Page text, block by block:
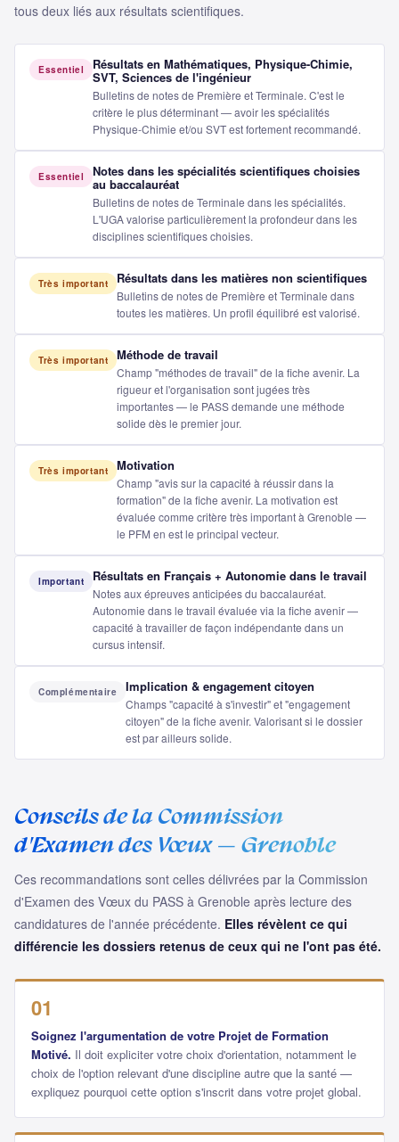
tous deux liés aux résultats scientifiques.
Essentiel Résultats en Mathématiques, Physique-Chimie,
SVT, Sciences de l'ingénieur
Bulletins de notes de Première et Terminale. C'est le
critère le plus déterminant — avoir les spécialités
Physique-Chimie et/ou SVT est fortement recommandé.
Essentiel Notes dans les spécialités scientifiques choisies
au baccalauréat
Bulletins de notes de Terminale dans les spécialités.
L'UGA valorise particulièrement la profondeur dans les
disciplines scientifiques choisies.
Très important Résultats dans les matières non scientifiques
Bulletins de notes de Première et Terminale dans
toutes les matières. Un profil équilibré est valorisé.
Très important Méthode de travail
Champ "méthodes de travail" de la fiche avenir. La
rigueur et l'organisation sont jugées très
importantes — le PASS demande une méthode
solide dès le premier jour.
Très important Motivation
Champ "avis sur la capacité à réussir dans la
formation" de la fiche avenir. La motivation est
évaluée comme critère très important à Grenoble —
le PFM en est le principal vecteur.
Important Résultats en Français + Autonomie dans le travail
Notes aux épreuves anticipées du baccalauréat.
Autonomie dans le travail évaluée via la fiche avenir —
capacité à travailler de façon indépendante dans un
cursus intensif.
Complémentaire Implication & engagement citoyen
Champs "capacité à s'investir" et "engagement
citoyen" de la fiche avenir. Valorisant si le dossier
est par ailleurs solide.
Conseils de la Commission
d'Examen des Vœux — Grenoble
Ces recommandations sont celles délivrées par la Commission
d'Examen des Vœux du PASS à Grenoble après lecture des
candidatures de l'année précédente. Elles révèlent ce qui
différencie les dossiers retenus de ceux qui ne l'ont pas été.
01
Soignez l'argumentation de votre Projet de Formation
Motivé. Il doit expliciter votre choix d'orientation, notamment le
choix de l'option relevant d'une discipline autre que la santé —
expliquez pourquoi cette option s'inscrit dans votre projet global.